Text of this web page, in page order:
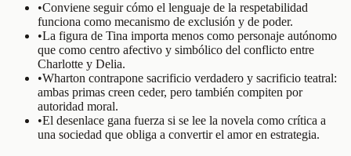
•Conviene seguir cómo el lenguaje de la respetabilidad
funciona como mecanismo de exclusión y de poder.
•La figura de Tina importa menos como personaje autónomo
que como centro afectivo y simbólico del conflicto entre
Charlotte y Delia.
•Wharton contrapone sacrificio verdadero y sacrificio teatral:
ambas primas creen ceder, pero también compiten por
autoridad moral.
•El desenlace gana fuerza si se lee la novela como crítica a
una sociedad que obliga a convertir el amor en estrategia.